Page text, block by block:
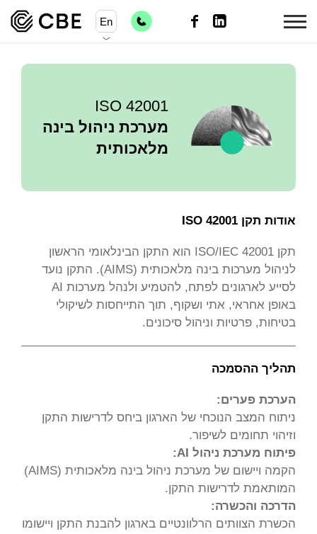
En
ISO 42001
מערכת ניהול בינה
מלאכותית
אודות תקן 42001 ISO
תקן ISO/IEC 42001 הוא התקן הבינלאומי הראשון
לניהול מערכות בינה מלאכותית (AIMS). התקן נועד
לסייע לארגונים לפתח, להטמיע ולנהל מערכות AI
באופן אחראי, אתי ושקוף, תוך התייחסות לשיקולי
בטיחות, פרטיות וניהול סיכונים.
תהליך ההסמכה
הערכת פערים:
ניתוח המצב הנוכחי של הארגון ביחס לדרישות התקן
וזיהוי תחומים לשיפור.
פיתוח מערכת ניהול AI:
הקמה ויישום של מערכת ניהול בינה מלאכותית (AIMS)
המותאמת לדרישות התקן.
הדרכה והכשרה:
הכשרת הצוותים הרלוונטיים בארגון להבנת התקן ויישומו